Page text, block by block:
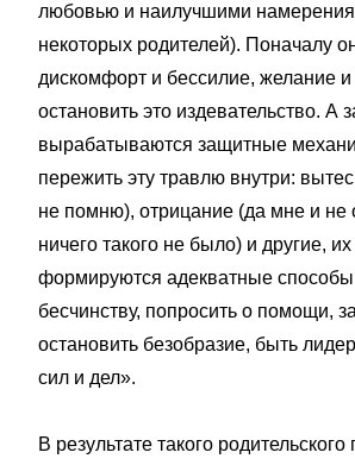
любовью и наилучшими
некоторых родителей). Поначалу
дискомфорт и бессилие, желание и
остановить это издевательство. А
вырабатываются защитные
пережить эту травлю внутри:
не помню), отрицание (да мне и не
ничего такого не было) и другие,
формируются адекватные способы
бесчинству, попросить о помощи,
остановить безобразие, быть
сил и дел».
В результате такого